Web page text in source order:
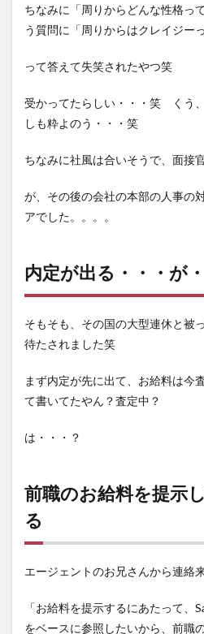
9
のお兄
叱
る！！
笑 ち
交渉し
10
そ
笑
11
まと
め
ちなみに「周りからどんな性格っ
う質問に「周りからはクレイジー
って答えて失笑されたやつ笑
受かってたらしい・・・笑 くう
しも粋よのう・・・笑
ちなみに社風は合いそうで、面接
が、その後の会社の本部の人事の
アでした。。。。
内定が出る・・・が
そもそも、その国の大型連休と被
待たされました笑
まず内定が先に出て、お給料は今
て書いてたやん？査定中？
は・・・？
前職のお給料を提示
る
エージェントのお兄さんから連絡来
「お給料を提示するにあたって、
をベースに参照したいから、前職